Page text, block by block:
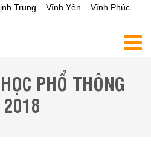
Trung – Vĩnh Yên – Vĩnh Phúc
PHỔ THÔNG
2018